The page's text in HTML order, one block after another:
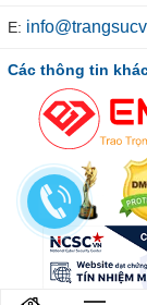
E:
Các thông tin